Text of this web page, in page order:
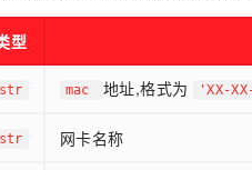
型
str mac 地址,格式为 'XX-
str 网卡名称